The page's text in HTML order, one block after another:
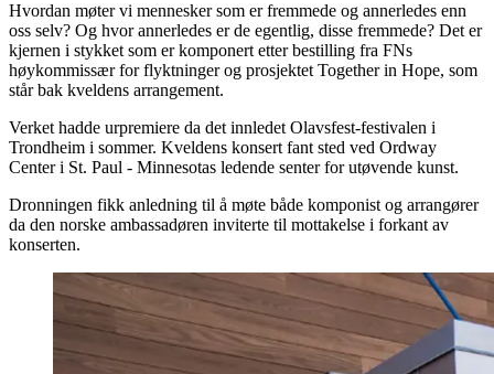
Hvordan møter vi mennesker som er fremmede og annerledes enn
oss selv? Og hvor annerledes er de egentlig, disse fremmede? Det er
kjernen i stykket som er komponert etter bestilling fra FNs
høykommissær for flyktninger og prosjektet Together in Hope, som
står bak kveldens arrangement.
Verket hadde urpremiere da det innledet Olavsfest-festivalen i
Trondheim i sommer. Kveldens konsert fant sted ved Ordway
Center i St. Paul - Minnesotas ledende senter for utøvende kunst.
Dronningen fikk anledning til å møte både komponist og arrangører
da den norske ambassadøren inviterte til mottakelse i forkant av
konserten.